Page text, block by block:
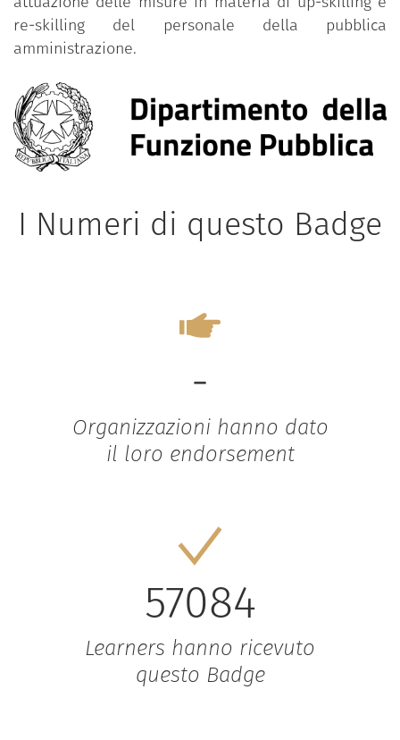
re-skilling del personale della pubblica
amministrazione.
I Numeri di questo Badge
-
Organizzazioni hanno dato
il loro endorsement
57084
Learners hanno ricevuto
questo Badge